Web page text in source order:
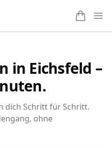
in Eichsfeld –
dich Schritt für Schritt.
ohne